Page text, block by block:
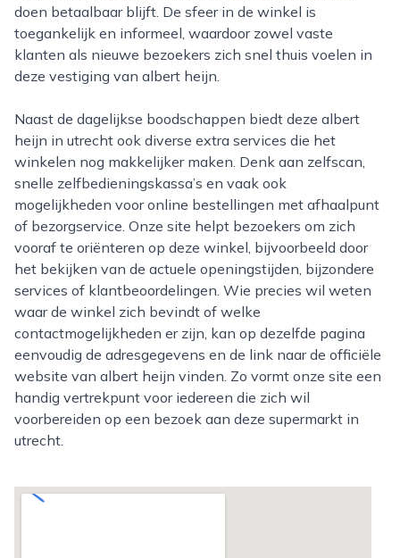
doen betaalbaar blijft. De sfeer in de winkel is
toegankelijk en informeel, waardoor zowel vaste
klanten als nieuwe bezoekers zich snel thuis voelen in
deze vestiging van albert heijn.
Naast de dagelijkse boodschappen biedt deze albert
heijn in utrecht ook diverse extra services die het
winkelen nog makkelijker maken. Denk aan zelfscan,
snelle zelfbedieningskassa’s en vaak ook
mogelijkheden voor online bestellingen met afhaalpunt
of bezorgservice. Onze site helpt bezoekers om zich
vooraf te oriënteren op deze winkel, bijvoorbeeld door
het bekijken van de actuele openingstijden, bijzondere
services of klantbeoordelingen. Wie precies wil weten
waar de winkel zich bevindt of welke
contactmogelijkheden er zijn, kan op dezelfde pagina
eenvoudig de adresgegevens en de link naar de officiële
website van albert heijn vinden. Zo vormt onze site een
handig vertrekpunt voor iedereen die zich wil
voorbereiden op een bezoek aan deze supermarkt in
utrecht.